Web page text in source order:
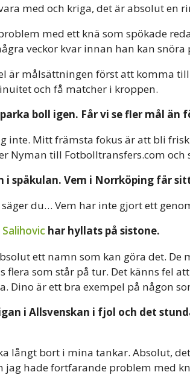
med och kriga, det är absolut en
med ett knä som spökade
veckor kvar innan han kan snöra
är målsättningen först att komma
och få matcher i kroppen.
boll igen. Får vi se fler mål än
inte. Mitt främsta fokus är att bli
Nyman till Fotbolltransfers.com och
i spåkulan. Vem i Norrköping får
du… Vem har inte gjort ett
har hyllats på sistone.
ett namn som kan göra det.
flera som står på tur. Det känns fel
Dino är ett bra exempel på någon
i Allsvenskan i fjol och det
långt bort i mina tankar. Absolut,
jag hade fortfarande problem med